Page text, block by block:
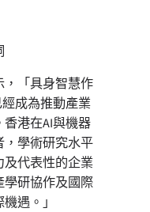
「具身智慧作
成為推動產業
港在AI與機器
學術研究水平
代表性的企業
研協作及國際
遇。」